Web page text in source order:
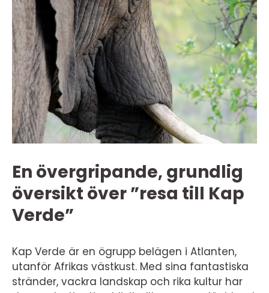
En övergripande, grundlig
översikt över ”resa till Kap
Verde”
Kap Verde är en ögrupp belägen i Atlanten,
utanför Afrikas västkust. Med sina fantastiska
stränder, vackra landskap och rika kultur har